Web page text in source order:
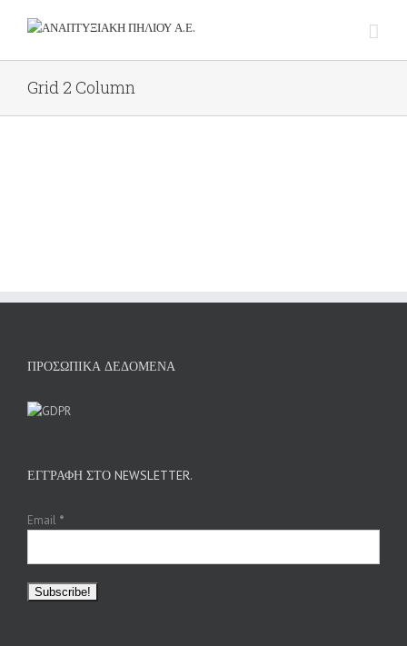
Grid 2 Column
ΠΡΟΣΩΠΙΚΆ ΔΕΔΟΜΈΝΑ
ΕΓΓΡΑΦΉ ΣΤΟ NEWSLETTER.
Email *